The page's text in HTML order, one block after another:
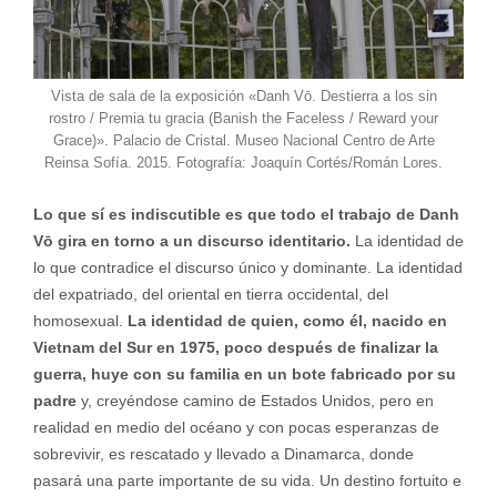
Vista de sala de la exposición «Danh Vō. Destierra a los sin
rostro / Premia tu gracia (Banish the Faceless / Reward your
Grace)». Palacio de Cristal. Museo Nacional Centro de Arte
Reinsa Sofía. 2015. Fotografía: Joaquín Cortés/Román Lores.
Lo que sí es indiscutible es que todo el trabajo de Danh
Vō gira en torno a un discurso identitario. La identidad de
lo que contradice el discurso único y dominante. La identidad
del expatriado, del oriental en tierra occidental, del
homosexual. La identidad de quien, como él, nacido en
Vietnam del Sur en 1975, poco después de finalizar la
guerra, huye con su familia en un bote fabricado por su
padrey, creyéndose camino de Estados Unidos, pero en
realidad en medio del océano y con pocas esperanzas de
sobrevivir, es rescatado y llevado a Dinamarca, donde
pasará una parte importante de su vida. Un destino fortuito e